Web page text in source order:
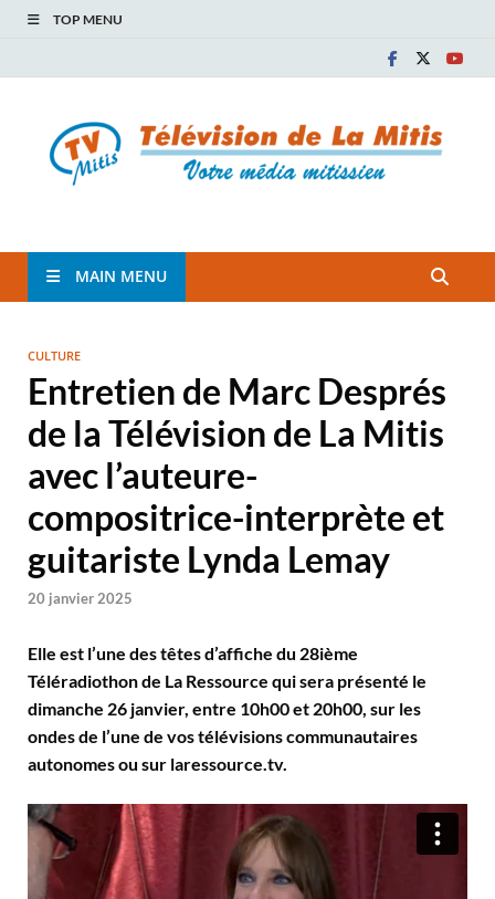
TOP MENU
TVM
MAIN MENU
CULTURE
Entretien de Marc Després
de la Télévision de La Mitis
avec l’auteure-
compositrice-interprète et
guitariste Lynda Lemay
20 janvier 2025
Elle est l’une des têtes d’affiche du 28ième
Téléradiothon de La Ressource qui sera présenté le
dimanche 26 janvier, entre 10h00 et 20h00, sur les
ondes de l’une de vos télévisions communautaires
autonomes ou sur laressource.tv.